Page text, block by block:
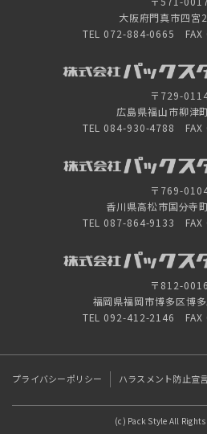
大阪府門真市四宮
TEL 072-884-0665 FAX
〒729-
広島県福山市柳津
TEL 084-930-4788 FAX
〒769-
香川県高松市国分寺
TEL 087-864-9133 FAX
〒812-0016
福岡県福岡市博多区博
TEL 092-412-2146 FAX
プライバシーポリシー ハラスメント防止宣
(c) Pack Style All Rights